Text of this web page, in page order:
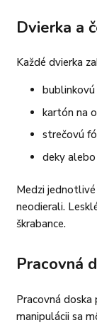
Dvierka a
Každé dvierka
kartón na
strečovú
deky
Medzi
neodierali.
škrabance.
Pracovná
Pracovná doska
manipulácii sa